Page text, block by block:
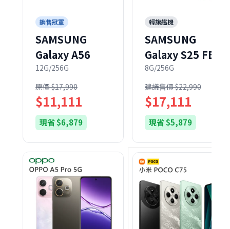
銷售冠軍
SAMSUNG
Galaxy A56
12G/256G
原價 $17,990
$11,111
現省 $6,879
輕旗艦機
SAMSUNG
Galaxy S25 FE
8G/256G
建議售價 $22,990
$17,111
現省 $5,879